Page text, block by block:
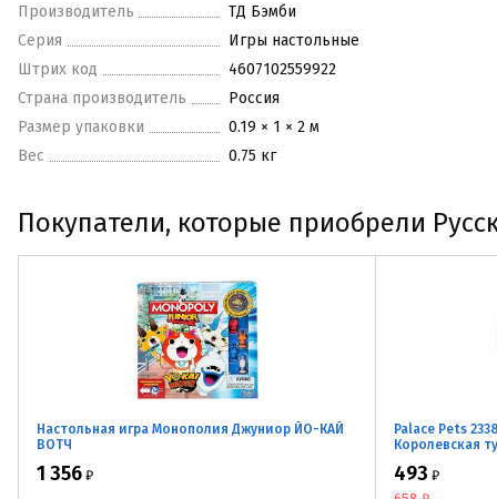
Производитель
ТД Бэмби
Серия
Игры настольные
Штрих код
4607102559922
Страна производитель
Россия
Размер упаковки
0.19 × 1 × 2 м
Вес
0.75 кг
Покупатели, которые приобрели
Настольная игра Монополия Джуниор ЙО-КАЙ
ВОТЧ
1 356 ₽
Palace Pets
Королевская
493 ₽